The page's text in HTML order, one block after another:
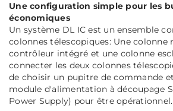
Une configuration simple pour les
économiques
Un système DL IC est un ensemble
colonnes télescopiques: Une colonne
contrôleur intégré et une colonne
connecter les deux colonnes
de choisir un pupitre de commande
module d'alimentation à découpage
Power Supply) pour être opérationnel.